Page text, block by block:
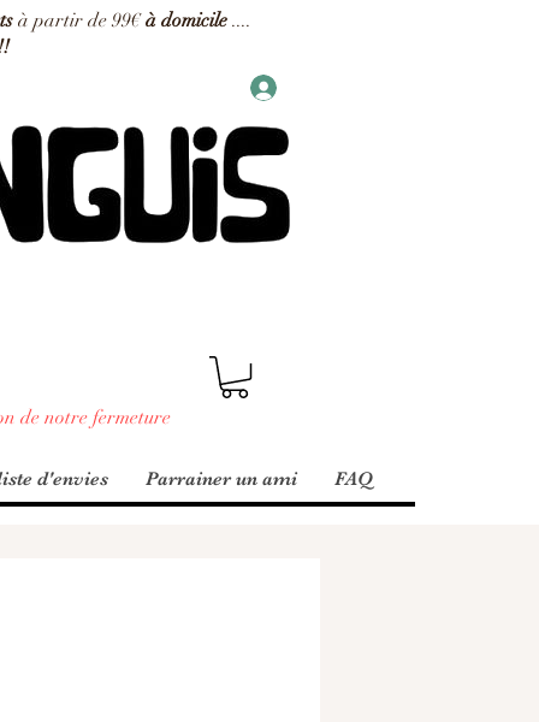
à partir de 99€à domicile ....
de notre fermeture
d'envies Parrainer un ami FAQ